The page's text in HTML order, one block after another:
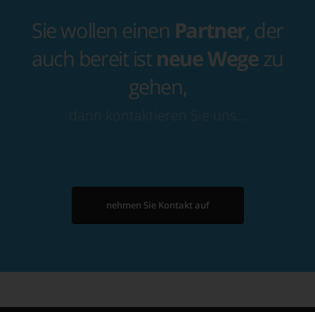
Sie wollen einen Partner, der
auch bereit ist neue Wegezu
gehen,
dann kontaktieren Sie uns…
nehmen Sie Kontakt auf